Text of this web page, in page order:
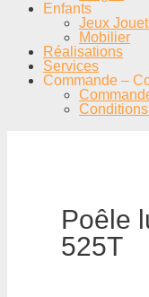
Enfants
Jeux
Mobilier
Réalisations
Services
Commande –
Poêle
525T